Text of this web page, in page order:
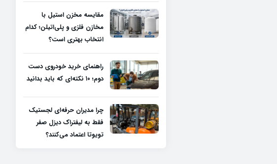
مقایسه مخزن استیل با
مخازن فلزی و پلی‌اتیلن؛ کدام
انتخاب بهتری است؟
راهنمای خرید خودروی دست
دوم؛ ۱۰ نکته‌ای که باید بدانید
چرا مدیران حرفه‌ای لجستیک
فقط به لیفتراک دیزل صفر
تویوتا اعتماد می‌کنند؟